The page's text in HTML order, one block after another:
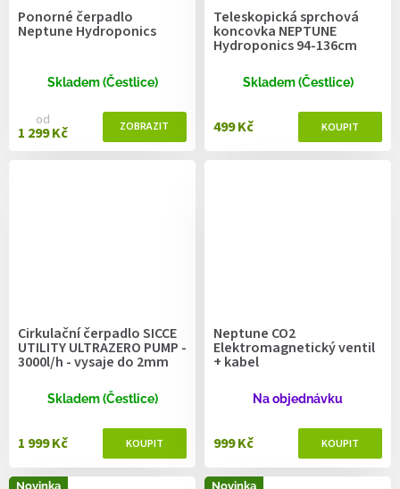
Ponorné čerpadlo
Neptune Hydroponics
Skladem (Čestlice)
od
1 299 Kč
Teleskopická sprchová
koncovka NEPTUNE
Hydroponics 94-136cm
Skladem (Čestlice)
499 Kč
Cirkulační čerpadlo SICCE
UTILITY ULTRAZERO PUMP -
3000l/h - vysaje do 2mm
Skladem (Čestlice)
1 999 Kč
Neptune CO2
Elektromagnetický ventil
+ kabel
Na objednávku
999 Kč
Novinka
Novinka